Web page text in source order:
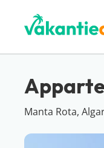
Manta Rota,